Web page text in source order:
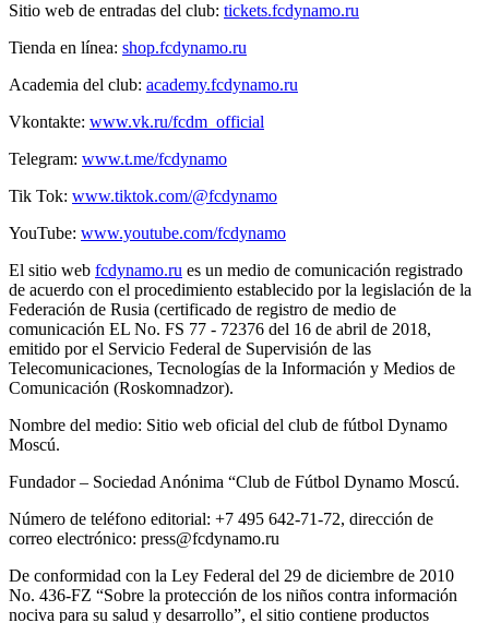
Sitio web de entradas del club: tickets.fcdynamo.ru
Tienda en línea: shop.fcdynamo.ru
Academia del club: academy.fcdynamo.ru
Vkontakte: www.vk.ru/fcdm_official
Telegram: www.t.me/fcdynamo
Tik Tok: www.tiktok.com/@fcdynamo
YouTube: www.youtube.com/fcdynamo
El sitio web fcdynamo.ru es un medio de comunicación registrado
de acuerdo con el procedimiento establecido por la legislación de la
Federación de Rusia (certificado de registro de medio de
comunicación EL No. FS 77 - 72376 del 16 de abril de 2018,
emitido por el Servicio Federal de Supervisión de las
Telecomunicaciones, Tecnologías de la Información y Medios de
Comunicación (Roskomnadzor).
Nombre del medio: Sitio web oficial del club de fútbol Dynamo
Moscú.
Fundador – Sociedad Anónima “Club de Fútbol Dynamo Moscú.
Número de teléfono editorial: +7 495 642-71-72, dirección de
correo electrónico: press@fcdynamo.ru
De conformidad con la Ley Federal del 29 de diciembre de 2010
No. 436-FZ “Sobre la protección de los niños contra información
nociva para su salud y desarrollo”, el sitio contiene productos